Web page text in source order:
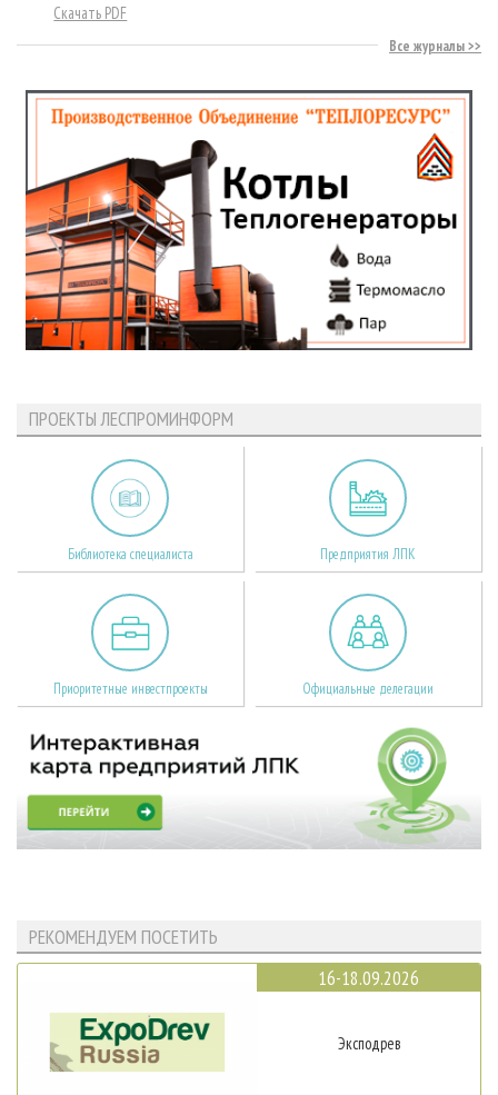
Скачать PDF
Все журналы
ПРОЕКТЫ ЛЕСПРОМИНФОРМ
Библиотека специалиста Предприятия ЛПК
Приоритетные инвестпроекты Официальные делегации
РЕКОМЕНДУЕМ ПОСЕТИТЬ
16-18.09.2026
Эксподрев